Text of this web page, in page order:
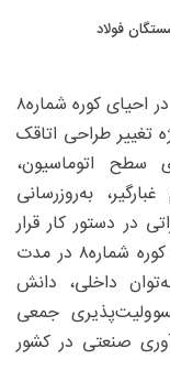
فولاد
نمونه عملی رویکرد تاب آوری در فولادمبارکه در احیای کوره شماره۸
تغییر طراحی اتاقک
سطح اتوماسیون،
به‌روزرسانی
در دستور کار قرار
گرفت. نتیجه این اقدامات راه‌اندازی مجدد کوره شماره۸ در مدت
به‌توان داخلی، دانش
جمعی
صنعتی در کشور